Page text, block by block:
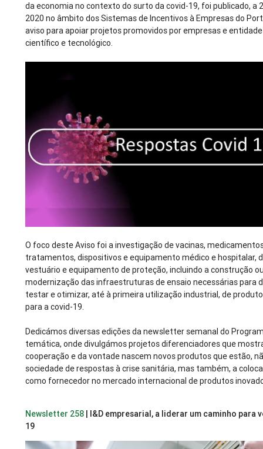
da economia no contexto do surto da covid-19, foi publicado, a
2020 no âmbito dos Sistemas de Incentivos à Empresas do
aviso para apoiar projetos promovidos por empresas e
científico e tecnológico.
O foco deste Aviso foi a investigação de vacinas,
tratamentos, dispositivos e equipamento médico e hospitalar,
vestuário e equipamento de proteção, incluindo a construção
modernização das infraestruturas de ensaio necessárias para
testar e otimizar, até à primeira utilização industrial, de
para a covid-19.
Dedicámos diversas edições da newsletter semanal do
temática, onde divulgámos projetos diferenciadores que
cooperação e da vontade nascem novos produtos que estão,
sociedade de respostas à crise sanitária, mas também, a
como fornecedor no mercado internacional de produtos
Newsletter 258 | I&D empresarial, a liderar um caminho para
19